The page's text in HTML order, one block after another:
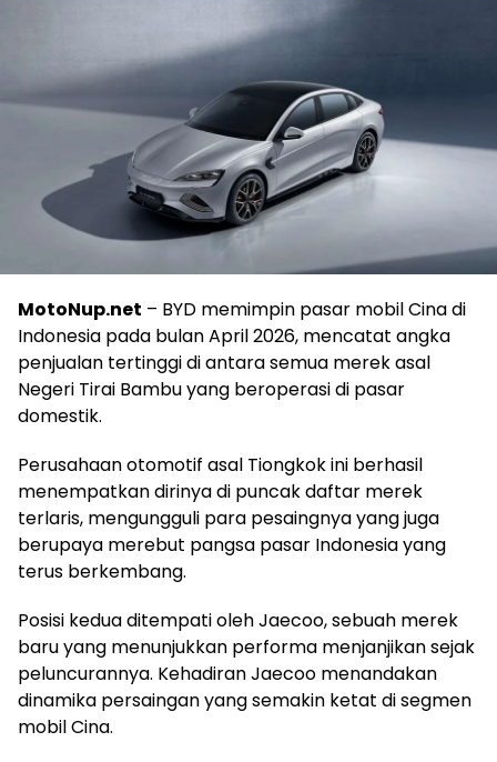
MotoNup.net – BYD memimpin pasar mobil Cina di
Indonesia pada bulan April 2026, mencatat angka
penjualan tertinggi di antara semua merek asal
Negeri Tirai Bambu yang beroperasi di pasar
domestik.
Perusahaan otomotif asal Tiongkok ini berhasil
menempatkan dirinya di puncak daftar merek
terlaris, mengungguli para pesaingnya yang juga
berupaya merebut pangsa pasar Indonesia yang
terus berkembang.
Posisi kedua ditempati oleh Jaecoo, sebuah merek
baru yang menunjukkan performa menjanjikan sejak
peluncurannya. Kehadiran Jaecoo menandakan
dinamika persaingan yang semakin ketat di segmen
mobil Cina.